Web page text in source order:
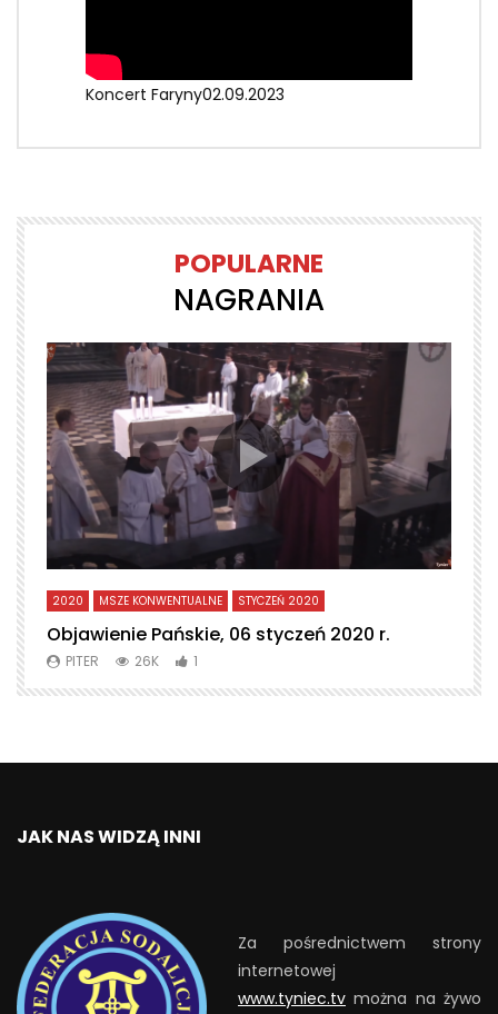
Koncert Faryny02.09.2023
POPULARNE
NAGRANIA
2020 MSZE KONWENTUALNE STYCZEŃ 2020
Objawienie Pańskie, 06 styczeń 2020 r.
PITER 26K 1
JAK NAS WIDZĄ INNI
Za pośrednictwem strony
internetowej
www.tyniec.tv można na żywo